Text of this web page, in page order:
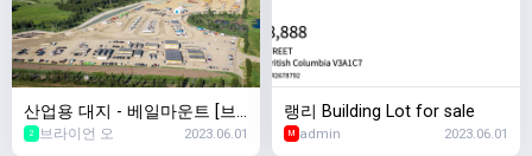
산업용 대지 - 베일마운트 [브
라이언 오 부동산 Klein Group]
2 브라이언 오 2023.06.01
랭리 Building Lot for sale
M admin 2023.06.01